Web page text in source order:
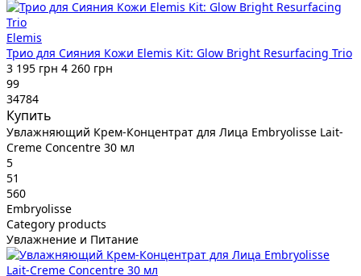
Elemis
Трио для Сияния Кожи Elemis Kit: Glow Bright Resurfacing Trio
3 195 грн 4 260 грн
99
34784
Купить
Увлажняющий Крем-Концентрат для Лица Embryolisse Lait-
Creme Concentre 30 мл
5
51
560
Embryolisse
Category products
Увлажнение и Питание